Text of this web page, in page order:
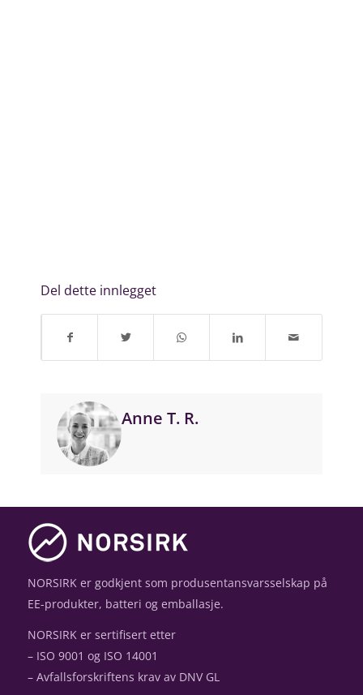
Del dette innlegget
Anne T. R.
NORSIRK er godkjent som produsentansvarsselskap på
EE-produkter, batteri og emballasje.
NORSIRK er sertifisert etter
– ISO 9001 og ISO 14001
– Avfallsforskriftens krav av DNV GL